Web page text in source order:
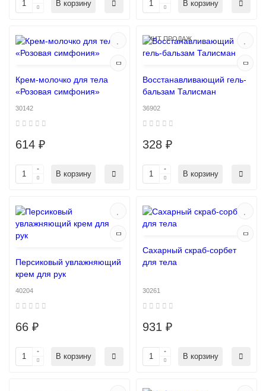
В корзину В корзину
Крем-молочко для тела
«Розовая симфония»
30142
614 ₽
В корзину
ХИТ ПРОДАЖ
Восстанавливающий гель-
бальзам Талисман
36902
328 ₽
В корзину
Персиковый увлажняющий
крем для рук
40204
66 ₽
В корзину
Сахарный скраб-сорбет
для тела
30261
931 ₽
В корзину